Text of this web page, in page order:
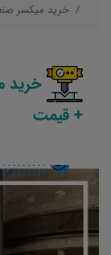
خرید میکسر
خرید
+ قیمت